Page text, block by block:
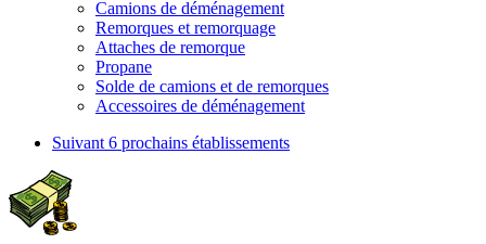
Camions de déménagement
Remorques et remorquage
Attaches de remorque
Propane
Solde de camions et de remorques
Accessoires de déménagement
Suivant 6 prochains établissements